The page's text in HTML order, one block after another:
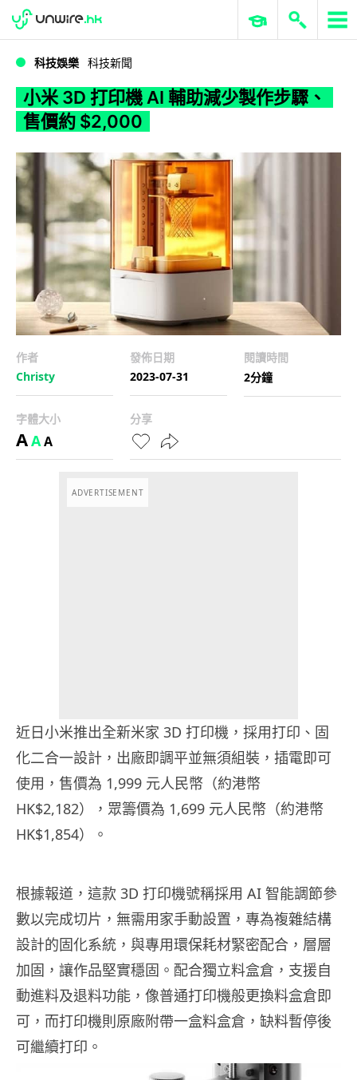
WWDC 2026 ERP 與商業 AI
科技娛樂 科技新聞
小米 3D 打印機 AI 輔助減少製作步驟、
售價約 $2,000
作者
Christy
發佈日期
2023-07-31
閱讀時間
2分鐘
字體大小
AAA
分享
ADVERTISEMENT
近日小米推出全新米家 3D 打印機，採用打印、固
化二合一設計，出廠即調平並無須組裝，插電即可
使用，售價為 1,999 元人民幣（約港幣
HK$2,182），眾籌價為 1,699 元人民幣（約港幣
HK$1,854）。
根據報道，這款 3D 打印機號稱採用 AI 智能調節參
數以完成切片，無需用家手動設置，專為複雜結構
設計的固化系統，與專用環保耗材緊密配合，層層
加固，讓作品堅實穩固。配合獨立料盒倉，支援自
動進料及退料功能，像普通打印機般更換料盒倉即
可，而打印機則原廠附帶一盒料盒倉，缺料暫停後
可繼續打印。